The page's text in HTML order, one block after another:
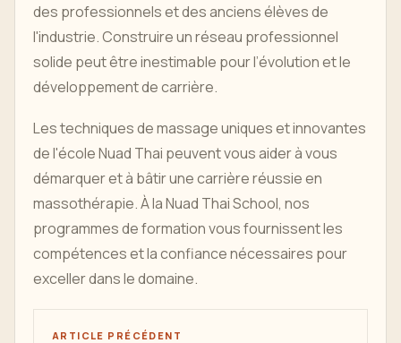
des professionnels et des anciens élèves de
l'industrie. Construire un réseau professionnel
solide peut être inestimable pour l’évolution et le
développement de carrière.
Les techniques de massage uniques et innovantes
de l'école Nuad Thai peuvent vous aider à vous
démarquer et à bâtir une carrière réussie en
massothérapie. À la Nuad Thai School, nos
programmes de formation vous fournissent les
compétences et la confiance nécessaires pour
exceller dans le domaine.
ARTICLE PRÉCÉDENT